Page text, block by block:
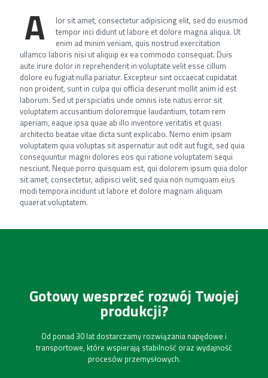
A
lor sit amet, consectetur adipisicing elit, sed do eiusmod
tempor inci didunt ut labore et dolore magna aliqua. Ut
enim ad minim veniam, quis nostrud exercitation
ullamco laboris nisi ut aliquip ex ea commodo consequat. Duis
aute irure dolor in reprehenderit in voluptate velit esse cillum
dolore eu fugiat nulla pariatur. Excepteur sint occaecat cupidatat
non proident, sunt in culpa qui officia deserunt mollit anim id est
laborum. Sed ut perspiciatis unde omnis iste natus error sit
voluptatem accusantium doloremque laudantium, totam rem
aperiam, eaque ipsa quae ab illo inventore veritatis et quasi
architecto beatae vitae dicta sunt explicabo. Nemo enim ipsam
voluptatem quia voluptas sit aspernatur aut odit aut fugit, sed quia
consequuntur magni dolores eos qui ratione voluptatem sequi
nesciunt. Neque porro quisquam est, qui dolorem ipsum quia dolor
sit amet, consectetur, adipisci velit, sed quia non numquam eius
modi tempora incidunt ut labore et dolore magnam aliquam
quaerat voluptatem.
Gotowy wesprzeć rozwój Twojej
produkcji?
Od ponad 30 lat dostarczamy rozwiązania napędowe i
transportowe, które wspierają stabilność oraz wydajność
procesów przemysłowych.